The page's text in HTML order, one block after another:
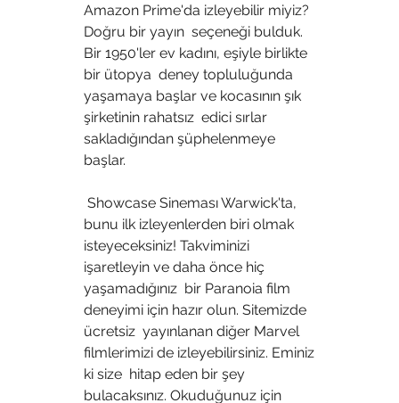
Amazon Prime'da izleyebilir miyiz?
Doğru bir yayın  seçeneği bulduk.
Bir 1950'ler ev kadını, eşiyle birlikte
bir ütopya  deney topluluğunda
yaşamaya başlar ve kocasının şık
şirketinin rahatsız  edici sırlar
sakladığından şüphelenmeye
başlar.
bunu ilk izleyenlerden biri olmak
isteyeceksiniz! Takviminizi
işaretleyin ve daha önce hiç
yaşamadığınız  bir Paranoia film
deneyimi için hazır olun. Sitemizde
ücretsiz  yayınlanan diğer Marvel
filmlerimizi de izleyebilirsiniz. Eminiz
ki size  hitap eden bir şey
bulacaksınız. Okuduğunuz için